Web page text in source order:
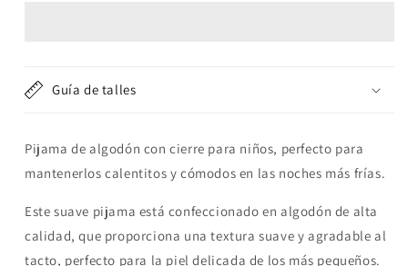
Guía de talles
Pijama de algodón con cierre para niños, perfecto para
mantenerlos calentitos y cómodos en las noches más frías.
Este suave pijama está confeccionado en algodón de alta
calidad, que proporciona una textura suave y agradable al
tacto, perfecto para la piel delicada de los más pequeños.